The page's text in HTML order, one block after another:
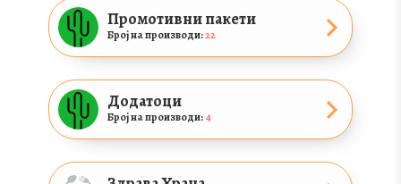
Промотивни пакети
Број на производи:22
Додатоци
Број на производи:4